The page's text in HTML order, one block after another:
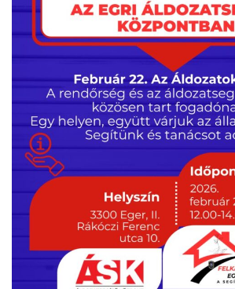
ÖNKORMÁNYZAT
KÉPVISELŐ-TESTÜLET
VÁLASZTÁSI INFORMÁCIÓK
NEMZETISÉGI ÖNKORMÁNYZAT
TÁRSULÁS
PÁLYÁZATOK
HIRDETMÉNYEK
ÓVODA ÉS MINI BÖLCSŐDE